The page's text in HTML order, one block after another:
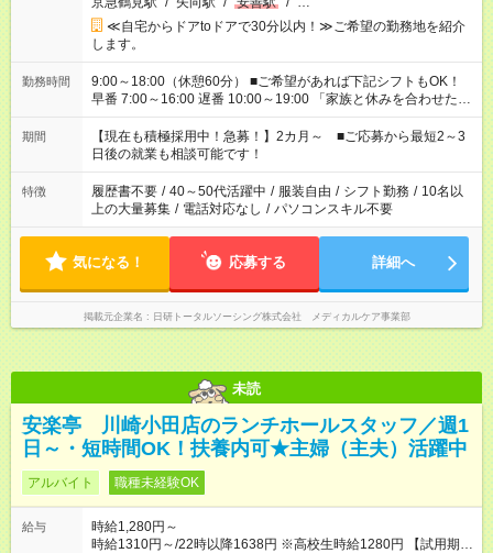
≪自宅からドアtoドアで30分以内！≫ご希望の勤務地を紹介
します。
勤務時間
9:00～18:00（休憩60分） ■ご希望があれば下記シフトもOK！
早番 7:00～16:00 遅番 10:00～19:00 「家族と休みを合わせた
い」 「余裕を持って夕飯の準備がしたい」 「できれば残業はし
たくない」 など、ご希望を教えてくださいね。 ※Wワーク希望
の方へ 今ご覧のお仕事で希望する勤務時間と、もう1つのお仕事
の勤務時間。 合計で週40時間を超える場合は応募できません。
期間
【現在も積極採用中！急募！】2カ月～ ■ご応募から最短2～3
日後の就業も相談可能です！
特徴 履歴書不要 / 40～50代活躍中 / 服装自由 / シフト勤務 / 10名以
上の大量募集 / 電話対応なし / パソコンスキル不要
気になる！ 応募する 詳細へ
掲載元企業名 日研トータルソーシング株式会社 メディカルケア事業部
未読
安楽亭 川崎小田店のランチホールスタッフ／週1
日～・短時間OK！扶養内可★主婦（主夫）活躍中
アルバイト 職種未経験OK
給与
時給1,280円～
時給1310円～/22時以降1638円 ※高校生時給1280円 【試用期